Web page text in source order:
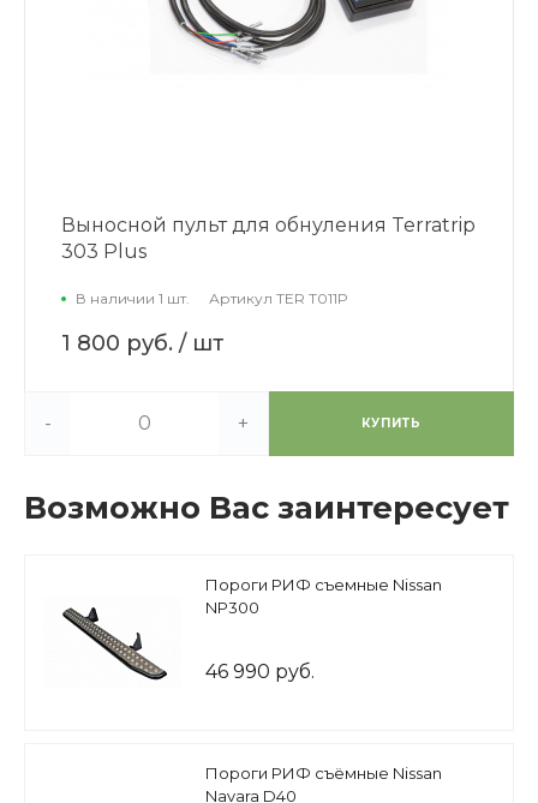
Выносной пульт для обнуления Terratrip
303 Plus
В наличии 1 шт. Артикул TER T011P
1 800 руб. / шт
- + КУПИТЬ
Возможно Вас заинтересует
Пороги РИФ съемные Nissan
NP300
46 990 руб.
Пороги РИФ съёмные Nissan
Navara D40